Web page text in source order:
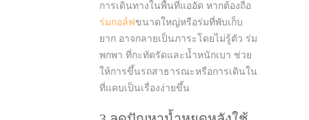
การเดินทางในพื้นที่แออัด หากต้องถือ
ร่มกอล์ฟขนาดใหญ่หรือร่มที่พับเก็บ
ยาก อาจกลายเป็นภาระโดยไม่รู้ตัว ร่ม
พกพา ที่กะทัดรัดและน้ำหนักเบา ช่วย
ให้การขึ้นรถสาธารณะหรือการเดินใน
ที่แคบเป็นเรื่องง่ายขึ้น